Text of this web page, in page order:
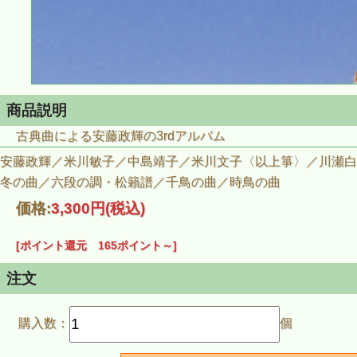
商品説明
古典曲による安藤政輝の3rdアルバム
安藤政輝／米川敏子／中島靖子／米川文子〈以上箏〉／川瀬
冬の曲／六段の調・松籟譜／千鳥の曲／時鳥の曲
価格:3,300円(税込)
[ポイント還元 165ポイント～]
注文
購入数： 個